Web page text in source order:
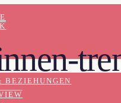
BEZIEHUNGEN